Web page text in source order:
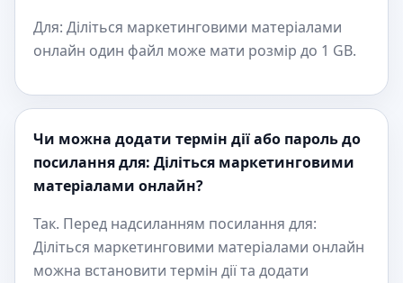
Для: Діліться маркетинговими матеріалами
онлайн один файл може мати розмір до 1 GB.
Чи можна додати термін дії або пароль до
посилання для: Діліться маркетинговими
матеріалами онлайн?
Так. Перед надсиланням посилання для:
Діліться маркетинговими матеріалами онлайн
можна встановити термін дії та додати